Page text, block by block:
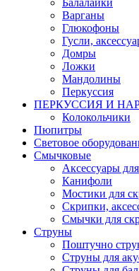
Балалайки
Варганы
Глюкофоны
Гусли,
Домры
Ложки
Мандолины
Перкуссия
ПЕРКУССИЯ И
Колокольчики
Пюпитры
Световое
Смычковые
Аксессуары
Канифоли
Мостики для
Скрипки,
Смычки для
Струны
Поштучно
Струны для